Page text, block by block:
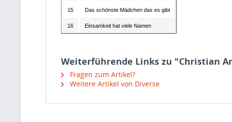
15 Das schönste Mädchen das es gibt
16 Einsamkeit hat viele Namen
Weiterführende Links zu "Christian
Fragen zum Artikel?
Weitere Artikel von Diverse